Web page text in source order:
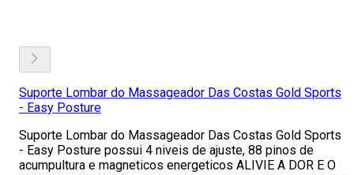
Suporte Lombar do Massageador Das Costas Gold Sports
- Easy Posture
Suporte Lombar do Massageador Das Costas Gold Sports
- Easy Posture possui 4 niveis de ajuste, 88 pinos de
acumpultura e magneticos energeticos ALIVIE A DOR E O